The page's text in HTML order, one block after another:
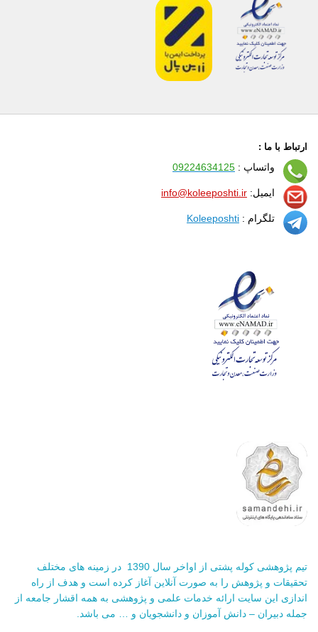
ارتباط با ما :
واتساپ : 09224634125
ایمیل: info@koleeposhti.ir
تلگرام : Koleeposhti
تیم پژوهشی کوله پشتی از اواخر سال 1390 در زمینه های مختلف
تحقیقات و پژوهش را به صورت آنلاین آغاز کرده است و هدف از راه
اندازی این سایت ارائه خدمات علمی و پژوهشی به همه اقشار جامعه از
جمله دبیران – دانش آموزان و دانشجویان و … می باشد.